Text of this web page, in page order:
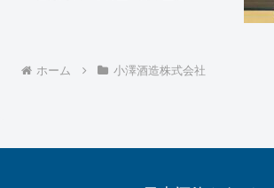
ホーム 小澤酒造株式会社